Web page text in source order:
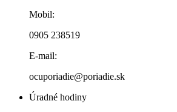
Mobil:
0905 238519
E-mail:
ocuporiadie@poriadie.sk
Úradné hodiny